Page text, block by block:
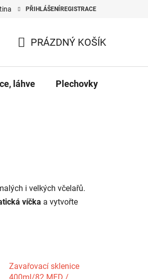
PŘIHLÁŠENÍ REGISTRACE
KOŠÍK
PRÁZDNÝ KOŠÍK
láhve Plechovky
i velkých včelařů.
víčka a vytvořte
Zavařovací sklenice